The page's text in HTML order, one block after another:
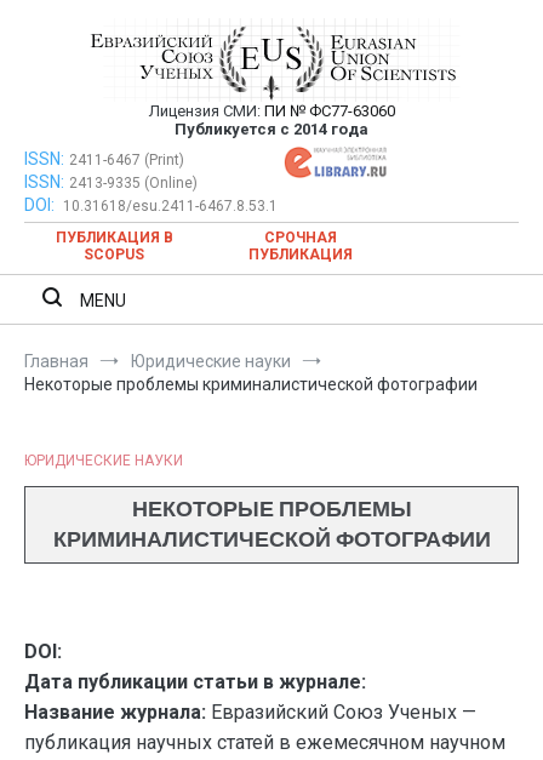
Евразийский Союз Ученых —
публикация научных статей в
ежемесячном научном журнале
Лицензия СМИ: ПИ № ФС77-63060
Публикуется с 2014 года
Евразийский Союз Ученых — публикация научных статей в
ежемесячном научном журнале
ISSN: 2411-6467 (Print)
ISSN: 2413-9335 (Online)
DOI:
10.31618/esu.2411-6467.8.53.1
ПУБЛИКАЦИЯ В
SCOPUS
СРОЧНАЯ
ПУБЛИКАЦИЯ
MENU
Главная
Юридические науки
Некоторые проблемы криминалистической фотографии
ЮРИДИЧЕСКИЕ НАУКИ
НЕКОТОРЫЕ ПРОБЛЕМЫ
КРИМИНАЛИСТИЧЕСКОЙ ФОТОГРАФИИ
DOI:
Дата публикации статьи в журнале:
Название журнала: Евразийский Союз Ученых —
публикация научных статей в ежемесячном научном